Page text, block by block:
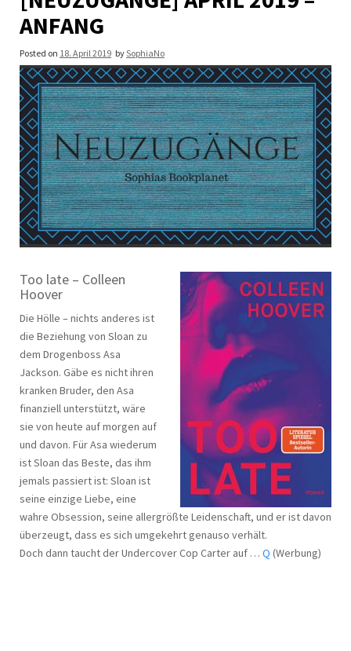
ANFANG
Posted on 18. April 2019 bySophiaNo
Too late – Colleen
Hoover
Die Hölle – nichts anderes ist
die Beziehung von Sloan zu
dem Drogenboss Asa
Jackson. Gäbe es nicht ihren
kranken Bruder, den Asa
finanziell unterstützt, wäre
sie von heute auf morgen auf
und davon. Für Asa wiederum
ist Sloan das Beste, das ihm
jemals passiert ist: Sloan ist
seine einzige Liebe, eine
wahre Obsession, seine allergrößte Leidenschaft, und er ist davon
überzeugt, dass es sich umgekehrt genauso verhält.
Doch dann taucht der Undercover Cop Carter auf … Q (Werbung)